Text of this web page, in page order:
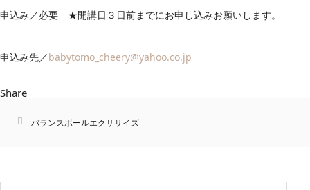
申込み／必要 ★開講日３日前までにお申し込みお願いします。
申込み先／babytomo_cheery@yahoo.co.jp
Share
バランスボールエクササイズ